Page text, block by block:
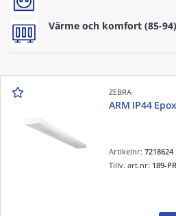
Värme och komfort (85-94)
ZEBRA
ARM IP44
Artikelnr:7218624
Tillv. art.nr: 189-